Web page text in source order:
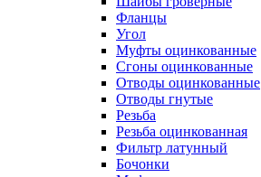
Фланцы
Угол
Муфты оцинкованные
Сгоны оцинкованные
Отводы оцинкованные
Отводы гнутые
Резьба
Резьба оцинкованная
Фильтр латунный
Бочонки